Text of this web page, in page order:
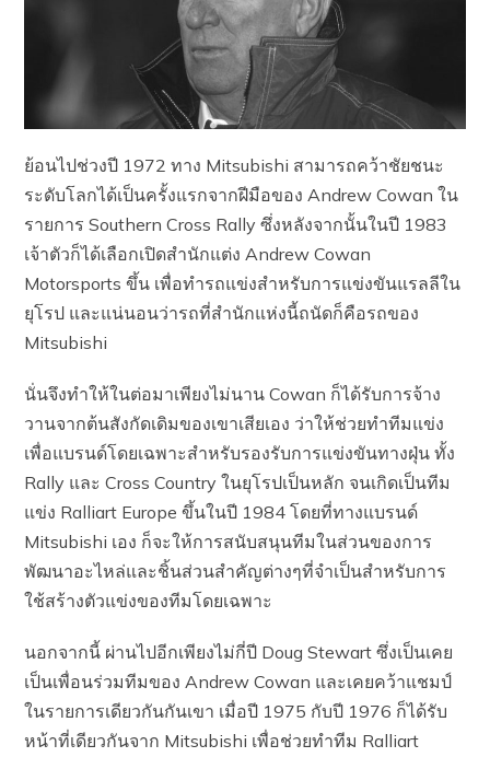
ย้อนไปช่วงปี 1972 ทาง Mitsubishi สามารถคว้าชัยชนะ
ระดับโลกได้เป็นครั้งแรกจากฝีมือของ Andrew Cowan ใน
รายการ Southern Cross Rally ซึ่งหลังจากนั้นในปี 1983
เจ้าตัวก็ได้เลือกเปิดสำนักแต่ง Andrew Cowan
Motorsports ขึ้น เพื่อทำรถแข่งสำหรับการแข่งขันแรลลีใน
ยุโรป และแน่นอนว่ารถที่สำนักแห่งนี้ถนัดก็คือรถของ
Mitsubishi
นั่นจึงทำให้ในต่อมาเพียงไม่นาน Cowan ก็ได้รับการจ้าง
วานจากต้นสังกัดเดิมของเขาเสียเอง ว่าให้ช่วยทำทีมแข่ง
เพื่อแบรนด์โดยเฉพาะสำหรับรองรับการแข่งขันทางฝุ่น ทั้ง
Rally และ Cross Country ในยุโรปเป็นหลัก จนเกิดเป็นทีม
แข่ง Ralliart Europe ขึ้นในปี 1984 โดยที่ทางแบรนด์
Mitsubishi เอง ก็จะให้การสนับสนุนทีมในส่วนของการ
พัฒนาอะไหล่และชิ้นส่วนสำคัญต่างๆที่จำเป็นสำหรับการ
ใช้สร้างตัวแข่งของทีมโดยเฉพาะ
นอกจากนี้ ผ่านไปอีกเพียงไม่กี่ปี Doug Stewart ซึ่งเป็นเคย
เป็นเพื่อนร่วมทีมของ Andrew Cowan และเคยคว้าแชมป์
ในรายการเดียวกันกันเขา เมื่อปี 1975 กับปี 1976 ก็ได้รับ
หน้าที่เดียวกันจาก Mitsubishi เพื่อช่วยทำทีม Ralliart